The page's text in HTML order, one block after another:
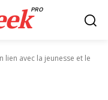
PRO
avec la jeunesse et le